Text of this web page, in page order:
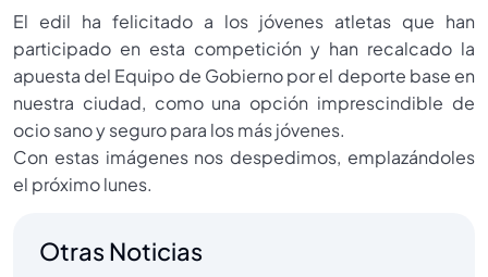
El edil ha felicitado a los jóvenes atletas que han
participado en esta competición y han recalcado la
apuesta del Equipo de Gobierno por el deporte base en
nuestra ciudad, como una opción imprescindible de
ocio sano y seguro para los más jóvenes.
Con estas imágenes nos despedimos, emplazándoles
el próximo lunes.
Otras Noticias